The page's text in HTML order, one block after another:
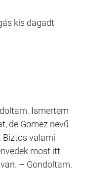
kis dagadt
Ismertem
de Gomez nevű
Biztos valami
most itt
– Gondoltam.